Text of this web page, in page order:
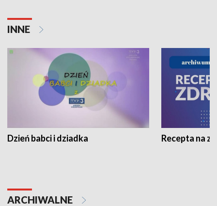
INNE
Dzień babci i dziadka Recepta na
ARCHIWALNE